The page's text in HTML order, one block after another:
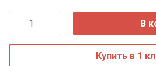
В
Купить в 1